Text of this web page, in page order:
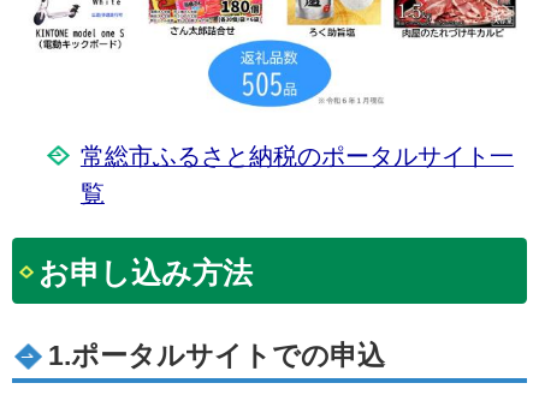
常総市ふるさと納税のポータルサイト一
覧
お申し込み方法
1.ポータルサイトでの申込